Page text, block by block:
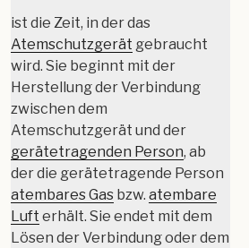
ist die Zeit, in der das
Atemschutzgerät gebraucht
wird. Sie beginnt mit der
Herstellung der Verbindung
zwischen dem
Atemschutzgerät und der
gerätetragenden Person, ab
der die gerätetragende Person
atembares Gas bzw.atembare
Luft erhält. Sie endet mit dem
Lösen der Verbindung oder dem